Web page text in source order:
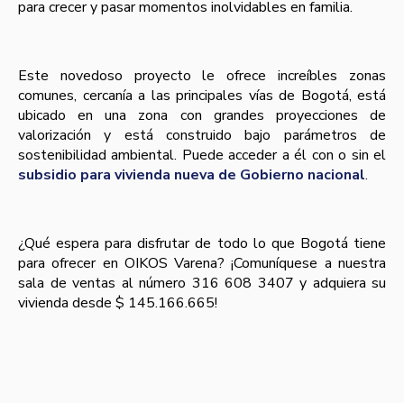
para crecer y pasar momentos inolvidables en familia.
Este novedoso proyecto le ofrece increíbles zonas
comunes, cercanía a las principales vías de Bogotá, está
ubicado en una zona con grandes proyecciones de
valorización y está construido bajo parámetros de
sostenibilidad ambiental. Puede acceder a él con o sin el
subsidio para vivienda nueva de Gobierno nacional.
¿Qué espera para disfrutar de todo lo que Bogotá tiene
para ofrecer en OIKOS Varena? ¡Comuníquese a nuestra
sala de ventas al número 316 608 3407 y adquiera su
vivienda desde $ 145.166.665!